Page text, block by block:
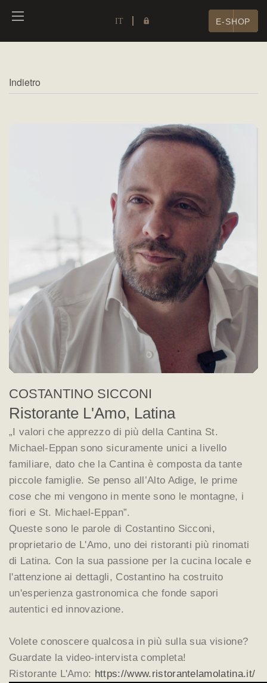
IT E-SHOP
Indietro
COSTANTINO SICCONI
Ristorante L'Amo, Latina
„I valori che apprezzo di più della Cantina St.
Michael-Eppan sono sicuramente unici a livello
familiare, dato che la Cantina è composta da tante
piccole famiglie. Se penso all’Alto Adige, le prime
cose che mi vengono in mente sono le montagne, i
fiori e St. Michael-Eppan”.
Queste sono le parole di Costantino Sicconi,
proprietario de L'Amo, uno dei ristoranti più rinomati
di Latina. Con la sua passione per la cucina locale e
l'attenzione ai dettagli, Costantino ha costruito
un'esperienza gastronomica che fonde sapori
autentici ed innovazione.
Volete conoscere qualcosa in più sulla sua visione?
Guardate la video-intervista completa!
Ristorante L'Amo: https://www.ristorantelamolatina.it/